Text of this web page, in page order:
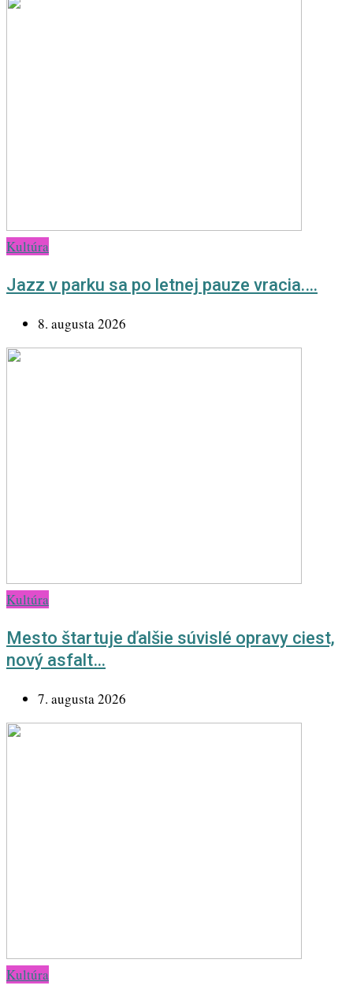
Kultúra
Jazz v parku sa po letnej pauze vracia.…
8. augusta 2026
Kultúra
Mesto štartuje ďalšie súvislé opravy ciest,
nový asfalt…
7. augusta 2026
Kultúra